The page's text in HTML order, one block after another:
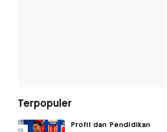
Terpopuler
Profil dan Pendidikan